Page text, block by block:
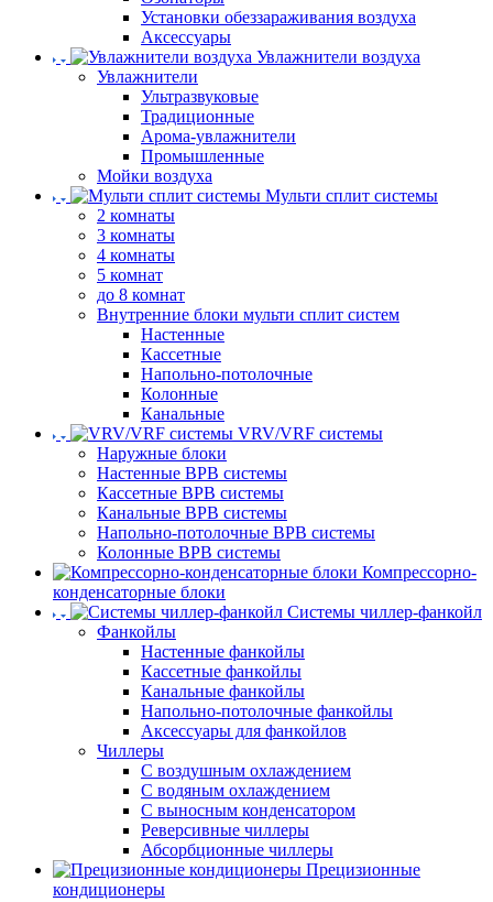
Установки обеззараживания воздуха
Аксессуары
Увлажнители воздуха
Увлажнители
Ультразвуковые
Традиционные
Арома-увлажнители
Промышленные
Мойки воздуха
Мульти сплит системы
2 комнаты
3 комнаты
4 комнаты
5 комнат
до 8 комнат
Внутренние блоки мульти сплит систем
Настенные
Кассетные
Напольно-потолочные
Колонные
Канальные
VRV/VRF системы
Наружные блоки
Настенные ВРВ системы
Кассетные ВРВ системы
Канальные ВРВ системы
Напольно-потолочные ВРВ системы
Колонные ВРВ системы
Компрессорно-
конденсаторные блоки
Системы чиллер-фанкойл
Фанкойлы
Настенные фанкойлы
Кассетные фанкойлы
Канальные фанкойлы
Напольно-потолочные фанкойлы
Аксессуары для фанкойлов
Чиллеры
С воздушным охлаждением
С водяным охлаждением
С выносным конденсатором
Реверсивные чиллеры
Абсорбционные чиллеры
Прецизионные
кондиционеры